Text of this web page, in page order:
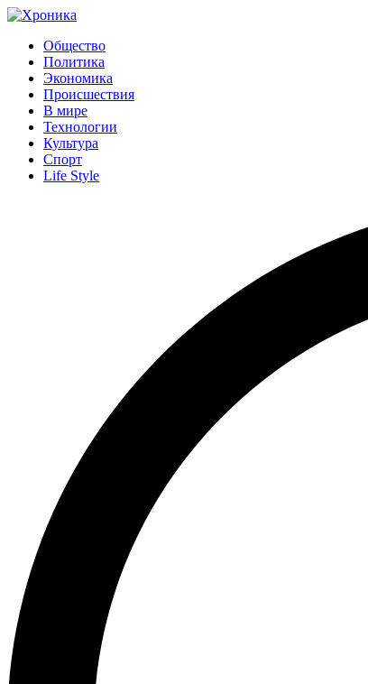
Общество
Политика
Экономика
Происшествия
В мире
Технологии
Культура
Спорт
Life Style